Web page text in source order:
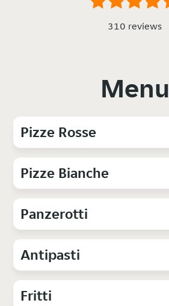
310 reviews
Menu
Pizze Rosse
Pizze Bianche
Panzerotti
Antipasti
Fritti